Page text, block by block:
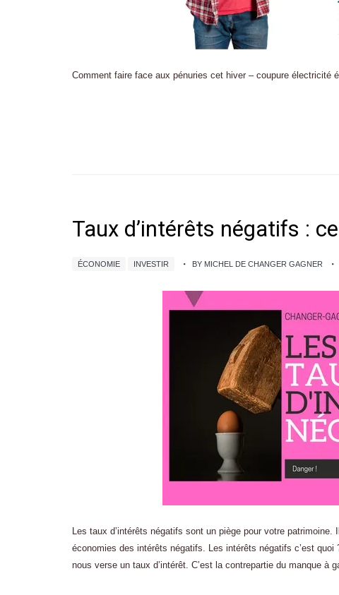
Comment faire face aux pénuries cet hiver – coupure électricité
Taux d’intérêts négatifs :
ÉCONOMIE INVESTIR BY MICHEL DE CHANGER GAGNER
Les taux d’intérêts négatifs sont un piège pour votre
économies des intérêts négatifs. Les intérêts négatifs c’est quoi
nous verse un taux d’intérêt. C’est la contrepartie du manque à